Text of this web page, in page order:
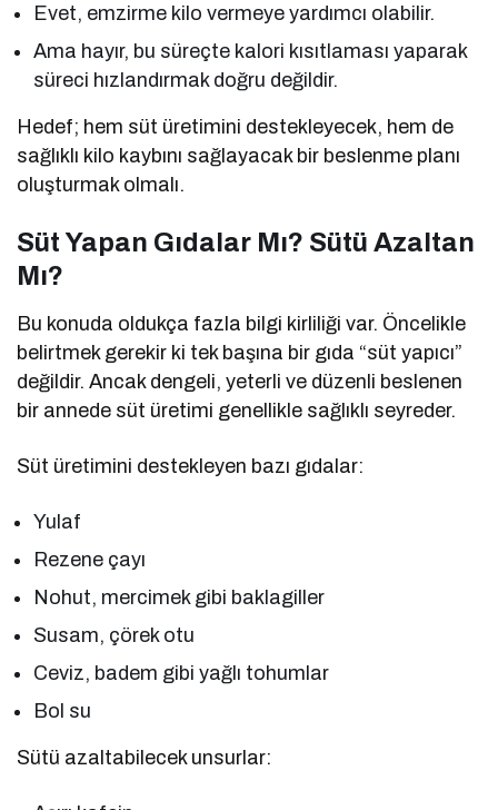
Evet, emzirme kilo vermeye yardımcı olabilir.
Ama hayır, bu süreçte kalori kısıtlaması yaparak
süreci hızlandırmak doğru değildir.
Hedef; hem süt üretimini destekleyecek, hem de
sağlıklı kilo kaybını sağlayacak bir beslenme planı
oluşturmak olmalı.
Süt Yapan Gıdalar Mı? Sütü Azaltan
Mı?
Bu konuda oldukça fazla bilgi kirliliği var. Öncelikle
belirtmek gerekir ki tek başına bir gıda “süt yapıcı”
değildir. Ancak dengeli, yeterli ve düzenli beslenen
bir annede süt üretimi genellikle sağlıklı seyreder.
Süt üretimini destekleyen bazı gıdalar:
Yulaf
Rezene çayı
Nohut, mercimek gibi baklagiller
Susam, çörek otu
Ceviz, badem gibi yağlı tohumlar
Bol su
Sütü azaltabilecek unsurlar: